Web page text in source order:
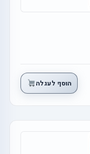
הוסף לעגלה